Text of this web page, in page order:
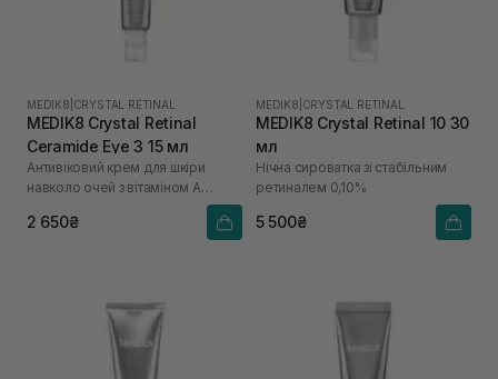
MEDIK8 CRYSTAL RETINAL
MEDIK8 Crystal Retinal
Ceramide Eye 3 15 мл
Антивіковий крем для шкіри
навколо очей з вітаміном А
2 650₴
MEDIK8 CRYSTAL RETINAL
MEDIK8 Crystal Retinal 10 30
мл
Нічна сироватка зі стабільним
ретиналем 0,10%
5 500₴